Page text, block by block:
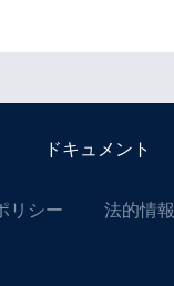
ドキュメント
リシー 法的情報